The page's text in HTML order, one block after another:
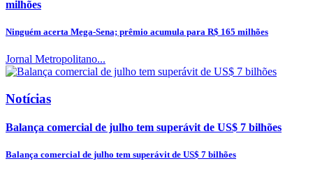
milhões
Ninguém acerta Mega-Sena; prêmio acumula para R$ 165 milhões
Jornal Metropolitano...
Notícias
Balança comercial de julho tem superávit de US$ 7 bilhões
Balança comercial de julho tem superávit de US$ 7 bilhões